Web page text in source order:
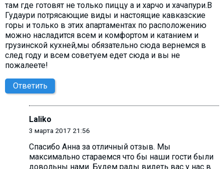
там где готовят не только пиццу а и харчо и хачапури.В
Гудаури потрясающие виды и настоящие кавказские
горы и только в этих апартаментах по расположению
можно насладится всем и комфортом и катанием и
грузинской кухней,мы обязательно сюда вернемся в
след году и всем советуем едет сюда и вы не
пожалеете!
Ответить
Laliko
3 марта 2017 21:56
Спасибо Анна за отличный отзыв. Мы
максимально стараемся что бы наши гости были
довольны нами. Будем рады видеть вас у нас в